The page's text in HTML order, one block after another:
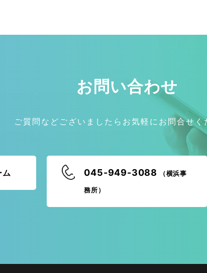
お問い合わせ
ご質問などございましたらお気軽にお問合せく
ム 045-949-3088 （横浜事
務所）